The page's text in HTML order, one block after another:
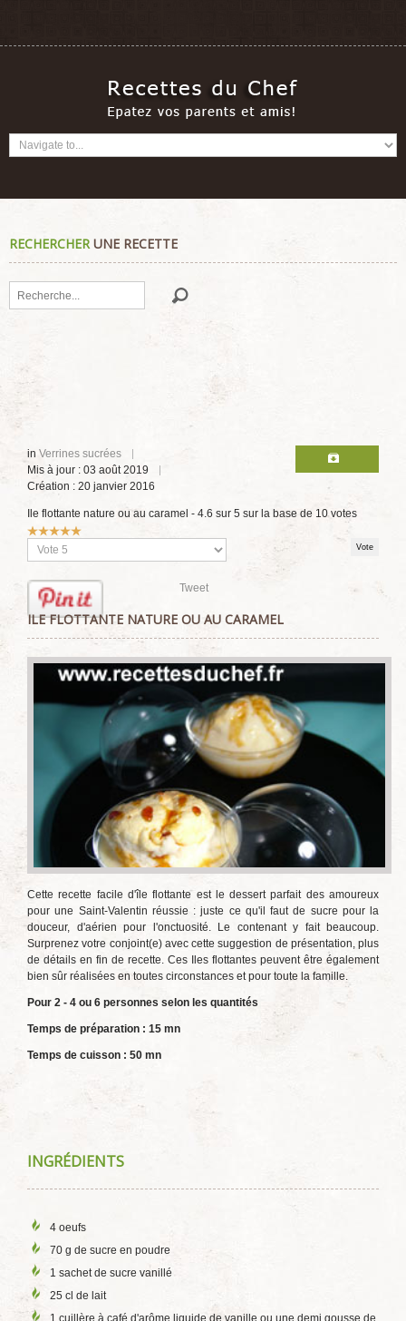
RECHERCHERUNE RECETTE
Rechercher
in Verrines sucrées
Mis à jour : 03 août 2019
Création : 20 janvier 2016
Ile flottante nature ou au caramel - 4.6 sur 5 sur la base de 10votes
Vote
utilisateur:
Veuillez
voter
Tweet
ILE FLOTTANTE NATURE OU AU CARAMEL
Cette recette facile d'île flottante est le dessert parfait des amoureux
pour une Saint-Valentin réussie : juste ce qu'il faut de sucre pour la
douceur, d'aérien pour l'onctuosité. Le contenant y fait beaucoup.
Surprenez votre conjoint(e) avec cette suggestion de présentation, plus
de détails en fin de recette. Ces Iles flottantes peuvent être également
bien sûr réalisées en toutes circonstances et pour toute la famille.
Pour 2 - 4 ou 6 personnes selon les quantités
Temps de préparation : 15 mn
Temps de cuisson : 50 mn
INGRÉDIENTS
4 oeufs
70 g de sucre en poudre
1 sachet de sucre vanillé
25 cl de lait
1 cuillère à café d'arôme liquide de vanille ou une demi gousse de